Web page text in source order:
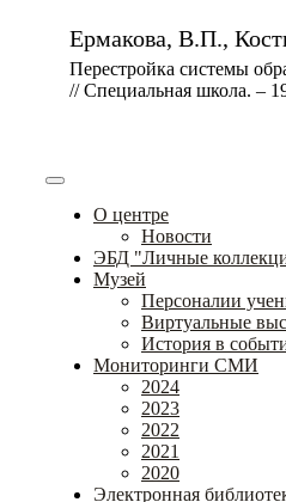
Ермакова, В.П.,
Перестройка системы
// Специальная школа. –
О центре
Новости
ЭБД "Личные
Музей
Персоналии
Виртуальные
История в
Мониторинги СМИ
2024
2023
2022
2021
2020
Электронная